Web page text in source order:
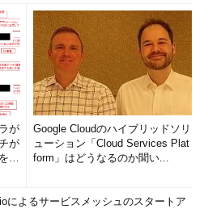
と主体的に、自律的に取り組んでい
を回していくのが不可欠で、監査
かりなされているかをチェックする
氏）。
見抜けない「形式的で信頼されな
らないために
が
が
調
Google Cloudのハイブリッドソリ
ューション「Cloud Services Plat
form」はどうなるのか聞い...
によるサービスメッシュのスタートア